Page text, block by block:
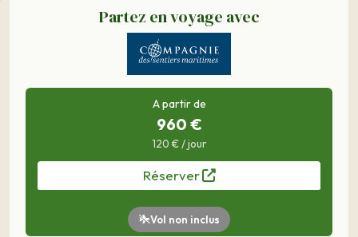
Partez en voyage avec
A partir de
960 €
120 € / jour
Réserver
Vol non inclus